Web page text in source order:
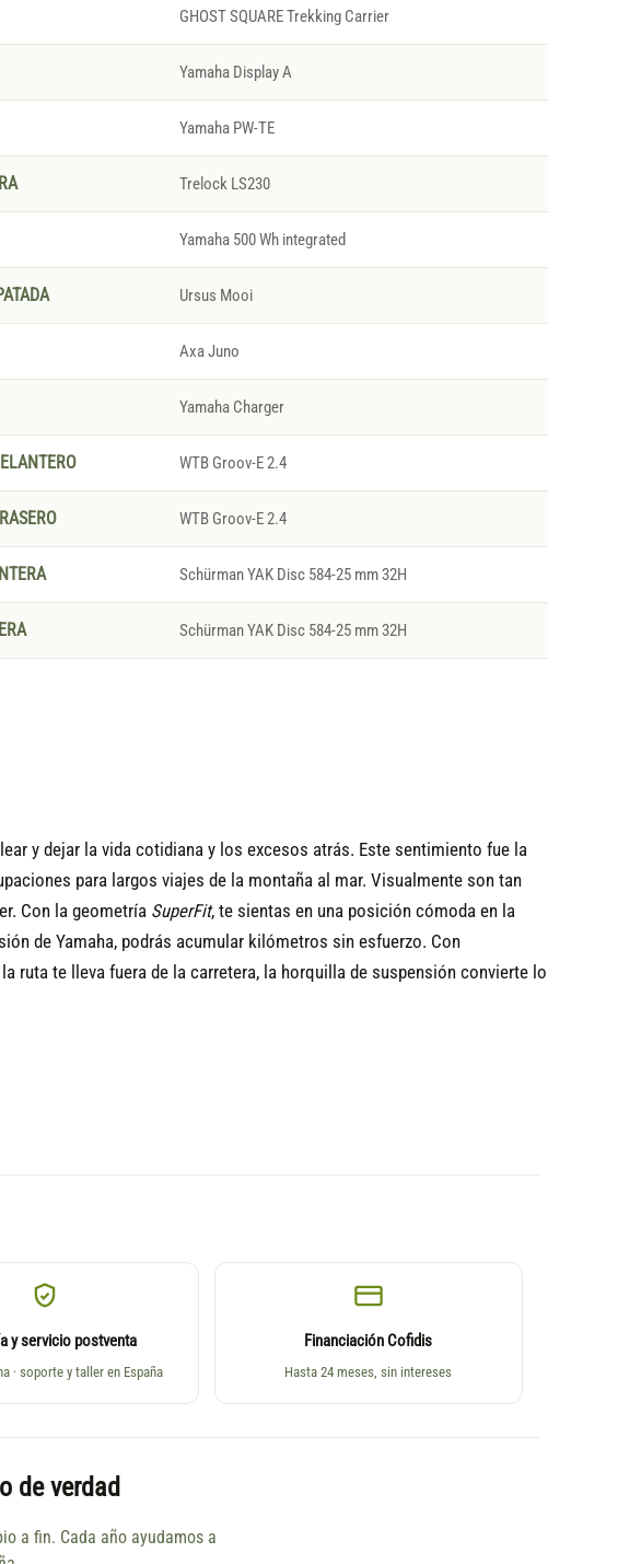
GHOST SQUARE Trekking Carrier
Yamaha Display A
Yamaha PW-TE
Trelock LS230
Yamaha 500 Wh integrated
Ursus Mooi
Axa Juno
Yamaha Charger
WTB Groov-E 2.4
WTB Groov-E 2.4
Schürman YAK Disc 584-25 mm 32H
Schürman YAK Disc 584-25 mm 32H
y dejar la vida cotidiana y los excesos atrás. Este sentimiento fue la
para largos viajes de la montaña al mar. Visualmente son tan
Con la geometría SuperFit, te sientas en una posición cómoda en la
de Yamaha, podrás acumular kilómetros sin esfuerzo. Con
ruta te lleva fuera de la carretera, la horquilla de suspensión convierte lo
y servicio postventa
· soporte y taller en España
Financiación Cofidis
Hasta 24 meses, sin intereses
de verdad
a fin. Cada año ayudamos a